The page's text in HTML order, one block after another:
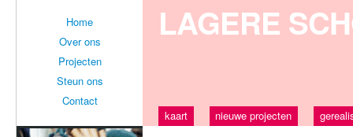
Home
Over ons
Projecten
Steun ons
Contact
LAGERE
kaart nieuwe projecten